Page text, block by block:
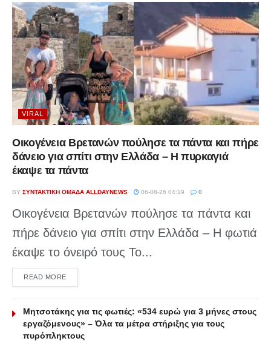
VIRAL
Οικογένεια Βρετανών πούλησε τα πάντα και πήρε
δάνειο για σπίτι στην Ελλάδα – Η πυρκαγιά
έκαψε τα πάντα
BY ΣΥΝΤΑΚΤΙΚΉ ΟΜΆΔΑ ALLDAYNEWS 06-08-26 04:19 0
Οικογένεια Βρετανών πούλησε τα πάντα και
πήρε δάνειο για σπίτι στην Ελλάδα – Η φωτιά
έκαψε το όνειρό τους Το...
READ MOREDETAILS
Μητσοτάκης για τις φωτιές: «534 ευρώ για 3 μήνες στους
εργαζόμενους» – Όλα τα μέτρα στήριξης για τους
πυρόπληκτους